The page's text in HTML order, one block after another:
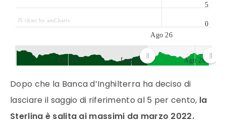
Ago 26
0
5
JS chart by amCharts
Giu 26 Lug 26 Ago 26
Dopo che la Banca d’Inghilterra ha deciso di
lasciare il saggio di riferimento al 5 per cento, la
Sterlina è salita ai massimi da marzo 2022.